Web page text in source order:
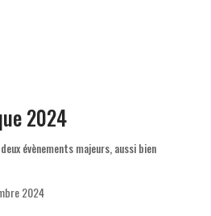
2024
évènements majeurs, aussi bien
2024